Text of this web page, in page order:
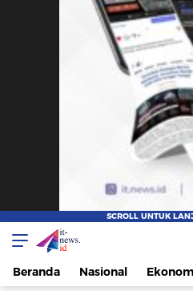
IT-NEWS
Update Cepat, Cerdas,
Beranda Nasional